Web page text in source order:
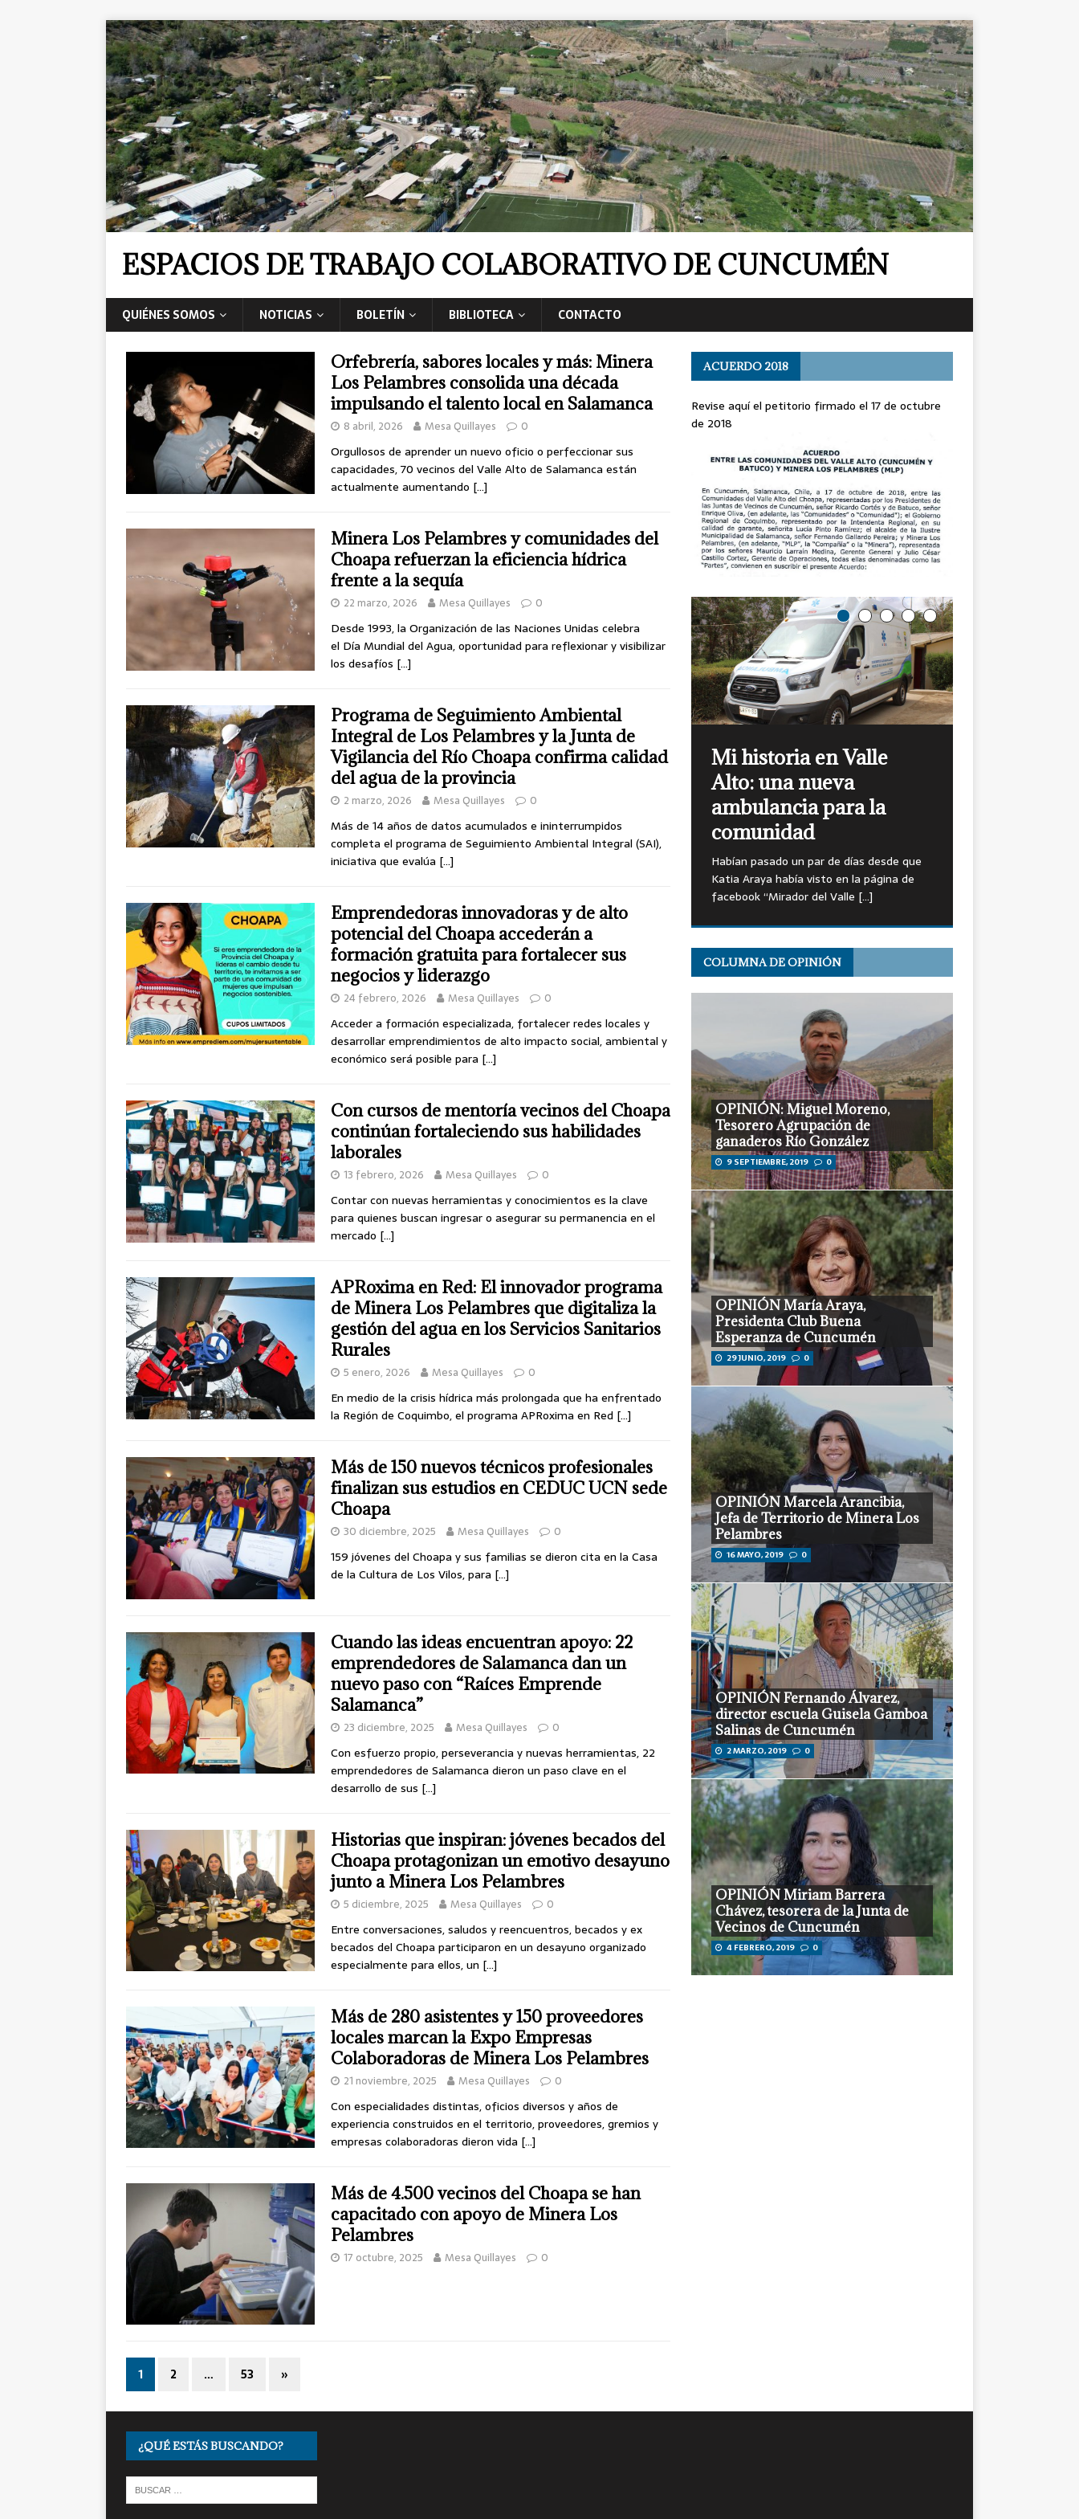
ESPACIOS DE TRABAJO COLABORATIVO DE CUNCUMÉN
QUIÉNES SOMOS NOTICIAS BOLETÍN BIBLIOTECA CONTACTO
Orfebrería, sabores locales y más: Minera
Los Pelambres consolida una década
impulsando el talento local en Salamanca
8 abril, 2026 Mesa Quillayes 0
Orgullosos de aprender un nuevo oficio o perfeccionar sus
capacidades, 70 vecinos del Valle Alto de Salamanca están
actualmente aumentando […]
Minera Los Pelambres y comunidades del
Choapa refuerzan la eficiencia hídrica
frente a la sequía
22 marzo, 2026 Mesa Quillayes 0
Desde 1993, la Organización de las Naciones Unidas celebra
el Día Mundial del Agua, oportunidad para reflexionar y visibilizar
los desafíos […]
Programa de Seguimiento Ambiental
Integral de Los Pelambres y la Junta de
Vigilancia del Río Choapa confirma calidad
del agua de la provincia
2 marzo, 2026 Mesa Quillayes 0
Más de 14 años de datos acumulados e ininterrumpidos
completa el programa de Seguimiento Ambiental Integral (SAI),
iniciativa que evalúa […]
Emprendedoras innovadoras y de alto
potencial del Choapa accederán a
formación gratuita para fortalecer sus
negocios y liderazgo
24 febrero, 2026 Mesa Quillayes 0
Acceder a formación especializada, fortalecer redes locales y
desarrollar emprendimientos de alto impacto social, ambiental y
económico será posible para […]
Con cursos de mentoría vecinos del Choapa
continúan fortaleciendo sus habilidades
laborales
13 febrero, 2026 Mesa Quillayes 0
Contar con nuevas herramientas y conocimientos es la clave
para quienes buscan ingresar o asegurar su permanencia en el
mercado […]
APRoxima en Red: El innovador programa
de Minera Los Pelambres que digitaliza la
gestión del agua en los Servicios Sanitarios
Rurales
5 enero, 2026 Mesa Quillayes 0
En medio de la crisis hídrica más prolongada que ha enfrentado
la Región de Coquimbo, el programa APRoxima en Red […]
Más de 150 nuevos técnicos profesionales
finalizan sus estudios en CEDUC UCN sede
Choapa
30 diciembre, 2025 Mesa Quillayes 0
159 jóvenes del Choapa y sus familias se dieron cita en la Casa
de la Cultura de Los Vilos, para […]
Cuando las ideas encuentran apoyo: 22
emprendedores de Salamanca dan un
nuevo paso con “Raíces Emprende
Salamanca”
23 diciembre, 2025 Mesa Quillayes 0
Con esfuerzo propio, perseverancia y nuevas herramientas, 22
emprendedores de Salamanca dieron un paso clave en el
desarrollo de sus […]
Historias que inspiran: jóvenes becados del
Choapa protagonizan un emotivo desayuno
junto a Minera Los Pelambres
5 diciembre, 2025 Mesa Quillayes 0
Entre conversaciones, saludos y reencuentros, becados y ex
becados del Choapa participaron en un desayuno organizado
especialmente para ellos, un […]
Más de 280 asistentes y 150 proveedores
locales marcan la Expo Empresas
Colaboradoras de Minera Los Pelambres
21 noviembre, 2025 Mesa Quillayes 0
Con especialidades distintas, oficios diversos y años de
experiencia construidos en el territorio, proveedores, gremios y
empresas colaboradoras dieron vida […]
Más de 4.500 vecinos del Choapa se han
capacitado con apoyo de Minera Los
Pelambres
17 octubre, 2025 Mesa Quillayes 0
1 2 … 53 »
ACUERDO 2018
Revise aquí el petitorio firmado el 17 de octubre
de 2018
Mi Historia en Valle
Alto: Festival La de
Espiga de Cuncumén
“Los Nietos 5” en el los 90 cuando el
Festival de La Espiga se realizaba en la
escuela de Cuncumén.[…]
OPINIÓN: Miguel Moreno,
Tesorero Agrupación de
ganaderos Río González
9 SEPTIEMBRE, 2019 0
OPINIÓN María Araya,
Presidenta Club Buena
Esperanza de Cuncumén
29 JUNIO, 2019 0
OPINIÓN Marcela Arancibia,
Jefa de Territorio de Minera Los
Pelambres
16 MAYO, 2019 0
OPINIÓN Fernando Álvarez,
director escuela Guisela Gamboa
Salinas de Cuncumén
2 MARZO, 2019 0
OPINIÓN Miriam Barrera
Chávez, tesorera de la Junta de
Vecinos de Cuncumén
4 FEBRERO, 2019 0
¿QUÉ ESTÁS BUSCANDO?